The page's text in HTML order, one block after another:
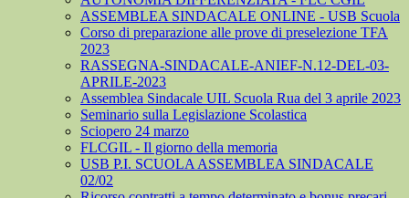
ASSEMBLEA SINDACALE ONLINE - USB Scuola
Corso di preparazione alle prove di preselezione TFA
2023
RASSEGNA-SINDACALE-ANIEF-N.12-DEL-03-
APRILE-2023
Assemblea Sindacale UIL Scuola Rua del 3 aprile 2023
Seminario sulla Legislazione Scolastica
Sciopero 24 marzo
FLCGIL - Il giorno della memoria
USB P.I. SCUOLA ASSEMBLEA SINDACALE
02/02